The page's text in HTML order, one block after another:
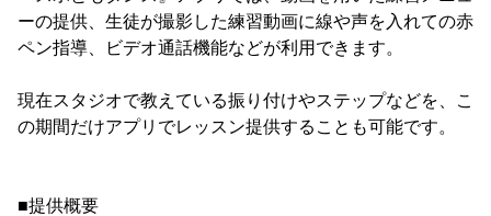
ーの提供、生徒が撮影した練習動画に線や声を入れての赤
ペン指導、ビデオ通話機能などが利用できます。
現在スタジオで教えている振り付けやステップなどを、こ
の期間だけアプリでレッスン提供することも可能です。
■提供概要